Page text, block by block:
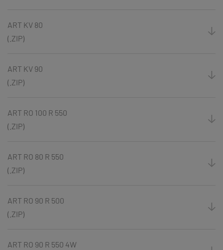
ART KV 80
(.ZIP)
ART KV 90
(.ZIP)
ART RO 100 R 550
(.ZIP)
ART RO 80 R 550
(.ZIP)
ART RO 90 R 500
(.ZIP)
ART RO 90 R 550 4W